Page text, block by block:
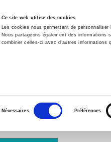
Ce site web utilise des cookies
Les cookies nous permettent de
Nous partageons également des
combiner celles-ci avec d'autres informations
consentement
Nécessaires Préférences
Accueil